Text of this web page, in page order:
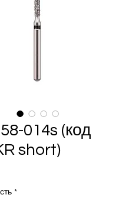
014s (код
short)
*